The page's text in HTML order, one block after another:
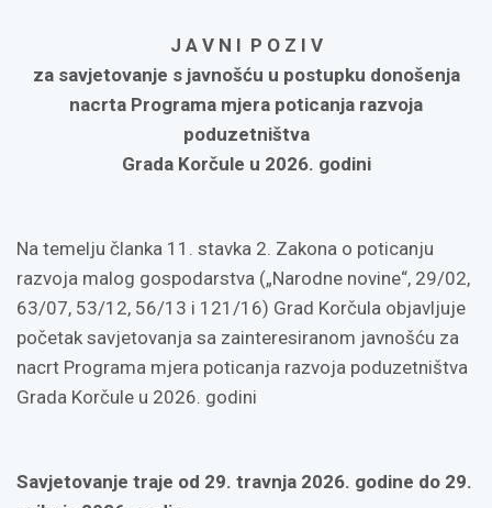
J A V N I P O Z I V
za savjetovanje s javnošću u postupku donošenja
nacrta Programa mjera poticanja razvoja
poduzetništva
Grada Korčule u 2026. godini
Na temelju članka 11. stavka 2. Zakona o poticanju
razvoja malog gospodarstva („Narodne novine“, 29/02,
63/07, 53/12, 56/13 i 121/16) Grad Korčula objavljuje
početak savjetovanja sa zainteresiranom javnošću za
nacrt Programa mjera poticanja razvoja poduzetništva
Grada Korčule u 2026. godini
Savjetovanje traje od 29. travnja 2026. godine do 29.